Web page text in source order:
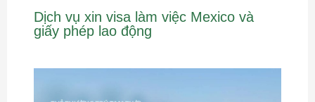
Dịch vụ xin visa làm việc Mexico và
giấy phép lao động